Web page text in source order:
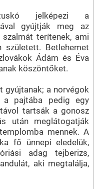
jelképezi a
gyújtják meg az
terítenek, ami
Betlehemet
Ádám és Éva
köszöntőket.
gyújtanak; a norvégok
a pajtába pedig egy
tartsák a gonosz
után meglátogatják
mennek. A
fő ünnepi eledelük,
adag tejberizs,
aki megtalálja,